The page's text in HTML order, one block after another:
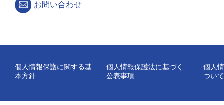
お問い合わせ
個人情報保護に関する基
本方針
個人情報保護法に基づく
公表事項
個人
ついて